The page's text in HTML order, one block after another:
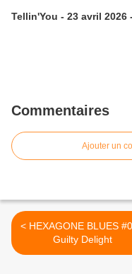
Tellin'You - 23 avril 2026
Commentaires
Ajouter un
< HEXAGONE BLUES #09 -
Guilty Delight